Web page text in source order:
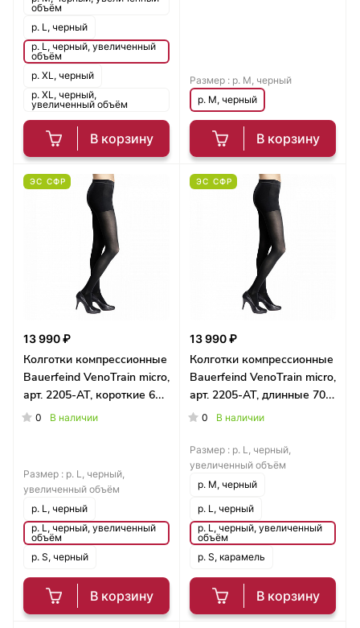
В корзину
объём
р. L, черный
р. L, черный, увеличенный
объём
р. XL, черный
р. XL, черный,
увеличенный объём
В корзину
Размер : р. M, черный
р. M, черный
ЭС СФР
13 990 ₽
Колготки компрессионные
Bauerfeind VenoTrain micro,
арт. 2205-AT, короткие 61-
70 см
0 В наличии
В корзину
Размер : р. L, черный,
увеличенный объём
р. L, черный
р. L, черный, увеличенный
объём
р. S, черный
ЭС СФР
13 990 ₽
Колготки компрессионные
Bauerfeind VenoTrain micro,
арт. 2205-AT, длинные 70-
80 см
0 В наличии
В корзину
Размер : р. L, черный,
увеличенный объём
р. M, черный
р. L, черный
р. L, черный, увеличенный
объём
р. S, карамель